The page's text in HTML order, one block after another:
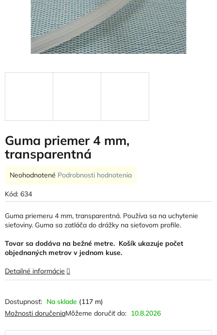
Guma priemer 4 mm,
transparentná
Kód: 634
Na sklade (117 m)
Môžeme doručiť do: 10.8.2026
Možnosti doručenia
Guma priemeru 4 mm, transparentná. Používa sa na uchytenie
sieťoviny. Guma sa zatláča do drážky na sieťovom profile.
Tovar sa dodáva na bežné metre. Košík ukazuje počet
objednaných metrov v jednom kuse.
Detailné informácie
Priemerné
produktu
je
z
5
hviezdičiek.
Neohodnotené Podrobnosti hodnotenia